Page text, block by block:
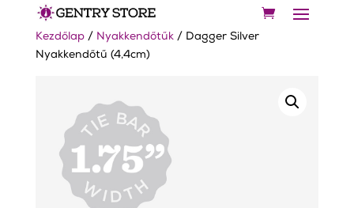
Kezdőlap/ Nyakkendőtűk/ Dagger Silver
Nyakkendőtű (4,4cm)